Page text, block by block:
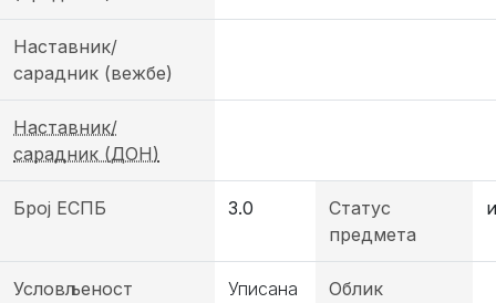
Наставник/
сарадник (вежбе)
Наставник/
сарадник (ДОН)
Број ЕСПБ 3.0
Статус
предмета
Условљеност
Уписана
Облик